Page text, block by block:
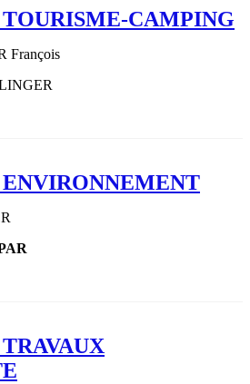
CAMPING
François